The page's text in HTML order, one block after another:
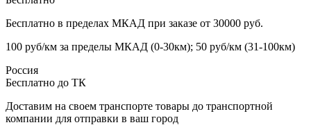
Бесплатно в пределах МКАД при заказе от 30000 руб.
100 руб/км за пределы МКАД (0-30км); 50 руб/км (31-100км)
Россия
Бесплатно до ТК
Доставим на своем транспорте товары до транспортной
компании для отправки в ваш город